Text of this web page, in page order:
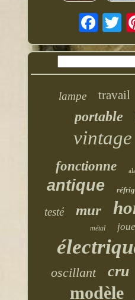
lampe travail
portable
vintage
fonctionne
antique
testé mur
métal
oscillant cru
modèle